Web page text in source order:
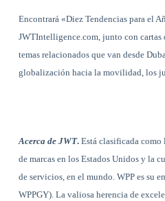
Encontrará «Diez Tendencias para el
JWTIntelligence.com, junto con cartas
temas relacionados que van desde
globalización hacia la movilidad, los
Acerca de JWT.Está clasificada como
de marcas en los Estados Unidos y la
de servicios, en el mundo. WPP es su
WPPGY). La valiosa herencia de